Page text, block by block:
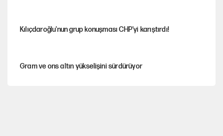
Kılıçdaroğlu'nun grup konuşması CHP'yi karıştırdı!
Gram ve ons altın yükselişini sürdürüyor